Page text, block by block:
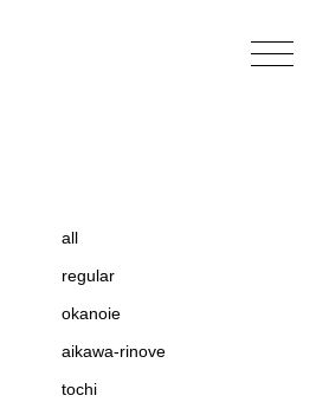
all
regular
okanoie
aikawa-rinove
tochi